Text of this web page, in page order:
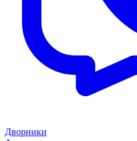
Дворники